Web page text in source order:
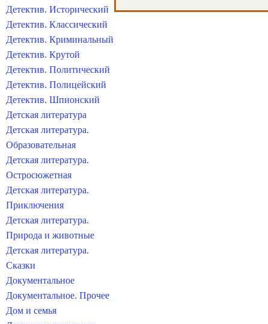
Детектив. Исторический
Детектив. Классический
Детектив. Криминальный
Детектив. Крутой
Детектив. Политический
Детектив. Полицейский
Детектив. Шпионский
Детская литература
Детская литература.
Образовательная
Детская литература.
Остросюжетная
Детская литература.
Приключения
Детская литература.
Природа и животные
Детская литература.
Сказки
Документальное
Документальное. Прочее
Дом и семья